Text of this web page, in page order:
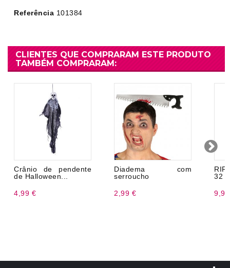
Referência 101384
CLIENTES QUE COMPRARAM ESTE PRODUTO
TAMBÉM COMPRARAM:
Crânio de pendente
de Halloween...
4,99 €
Diadema com
serroucho
2,99 €
32